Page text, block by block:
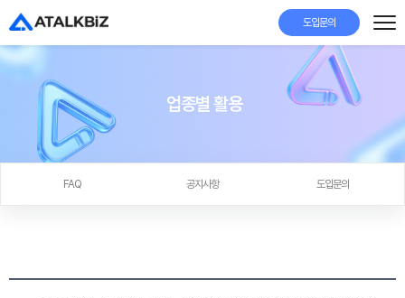
도입문의
업종별 활용
FAQ 공지사항 도입문의